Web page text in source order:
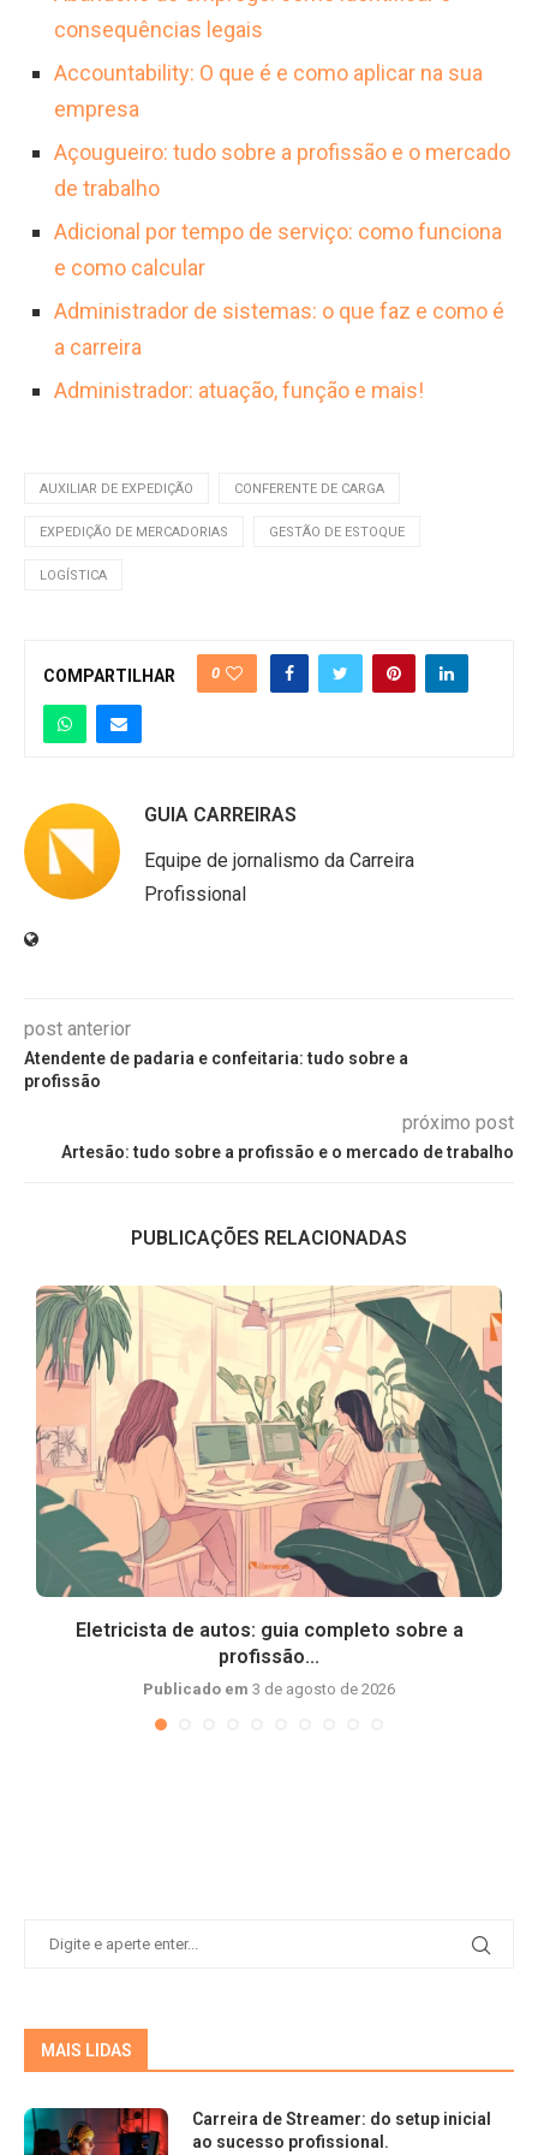
consequências legais
Accountability: O que é e como aplicar na sua
empresa
Açougueiro: tudo sobre a profissão e o mercado
de trabalho
Adicional por tempo de serviço: como funciona
e como calcular
Administrador de sistemas: o que faz e como é
a carreira
Administrador: atuação, função e mais!
AUXILIAR DE EXPEDIÇÃO CONFERENTE DE CARGA
EXPEDIÇÃO DE MERCADORIAS GESTÃO DE ESTOQUE
LOGÍSTICA
COMPARTILHAR 0
GUIA CARREIRAS
Equipe de jornalismo da Carreira
Profissional
post anterior
Atendente de padaria e confeitaria: tudo sobre a
profissão
próximo post
Artesão: tudo sobre a profissão e o mercado de trabalho
PUBLICAÇÕES RELACIONADAS
Eletricista de autos: guia completo sobre a
profissão...
Publicado em 3 de agosto de 2026
MAIS LIDAS
Carreira de Streamer: do setup inicial
ao sucesso profissional.